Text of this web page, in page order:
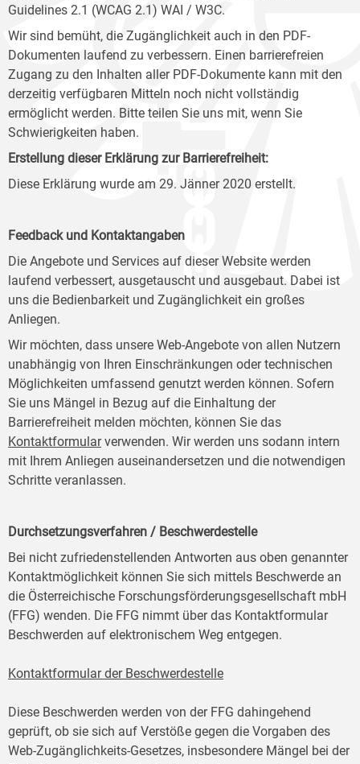
Guidelines 2.1 (WCAG 2.1) WAI / W3C.
Wir sind bemüht, die Zugänglichkeit auch in den PDF-
Dokumenten laufend zu verbessern. Einen barrierefreien
Zugang zu den Inhalten aller PDF-Dokumente kann mit den
derzeitig verfügbaren Mitteln noch nicht vollständig
ermöglicht werden. Bitte teilen Sie uns mit, wenn Sie
Schwierigkeiten haben.
Erstellung dieser Erklärung zur Barrierefreiheit:
Diese Erklärung wurde am 29. Jänner 2020 erstellt.
Feedback und Kontaktangaben
Die Angebote und Services auf dieser Website werden
laufend verbessert, ausgetauscht und ausgebaut. Dabei ist
uns die Bedienbarkeit und Zugänglichkeit ein großes
Anliegen.
Wir möchten, dass unsere Web-Angebote von allen Nutzern
unabhängig von Ihren Einschränkungen oder technischen
Möglichkeiten umfassend genutzt werden können. Sofern
Sie uns Mängel in Bezug auf die Einhaltung der
Barrierefreiheit melden möchten, können Sie das
Kontaktformularverwenden. Wir werden uns sodann intern
mit Ihrem Anliegen auseinandersetzen und die notwendigen
Schritte veranlassen.
Durchsetzungsverfahren / Beschwerdestelle
Bei nicht zufriedenstellenden Antworten aus oben genannter
Kontaktmöglichkeit können Sie sich mittels Beschwerde an
die Österreichische Forschungsförderungsgesellschaft mbH
(FFG) wenden. Die FFG nimmt über das Kontaktformular
Beschwerden auf elektronischem Weg entgegen.
Kontaktformular der Beschwerdestelle
Diese Beschwerden werden von der FFG dahingehend
geprüft, ob sie sich auf Verstöße gegen die Vorgaben des
Web-Zugänglichkeits-Gesetzes, insbesondere Mängel bei der